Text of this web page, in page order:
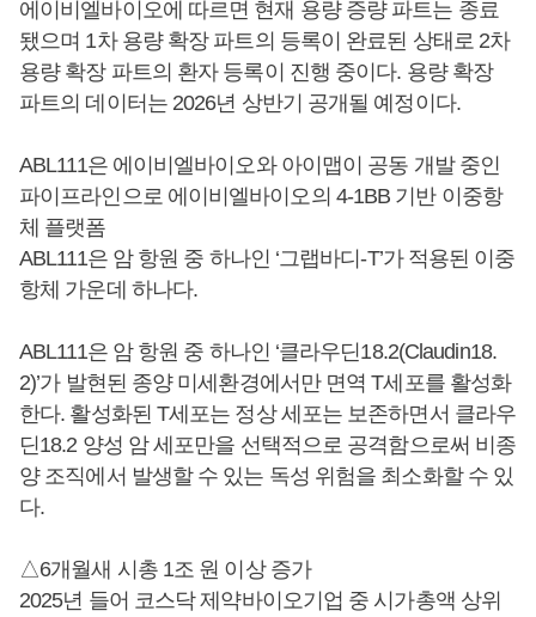
에이비엘바이오에 따르면 현재 용량 증량 파트는 종료
됐으며 1차 용량 확장 파트의 등록이 완료된 상태로 2차
용량 확장 파트의 환자 등록이 진행 중이다. 용량 확장
파트의 데이터는 2026년 상반기 공개될 예정이다.
ABL111은 에이비엘바이오와 아이맵이 공동 개발 중인
파이프라인으로 에이비엘바이오의 4-1BB 기반 이중항
체 플랫폼
ABL111은 암 항원 중 하나인 ‘그랩바디-T’가 적용된 이중
항체 가운데 하나다.
ABL111은 암 항원 중 하나인 ‘클라우딘18.2(Claudin18.
2)’가 발현된 종양 미세환경에서만 면역 T세포를 활성화
한다. 활성화된 T세포는 정상 세포는 보존하면서 클라우
딘18.2 양성 암 세포만을 선택적으로 공격함으로써 비종
양 조직에서 발생할 수 있는 독성 위험을 최소화할 수 있
다.
△6개월새 시총 1조 원 이상 증가
2025년 들어 코스닥 제약바이오기업 중 시가총액 상위